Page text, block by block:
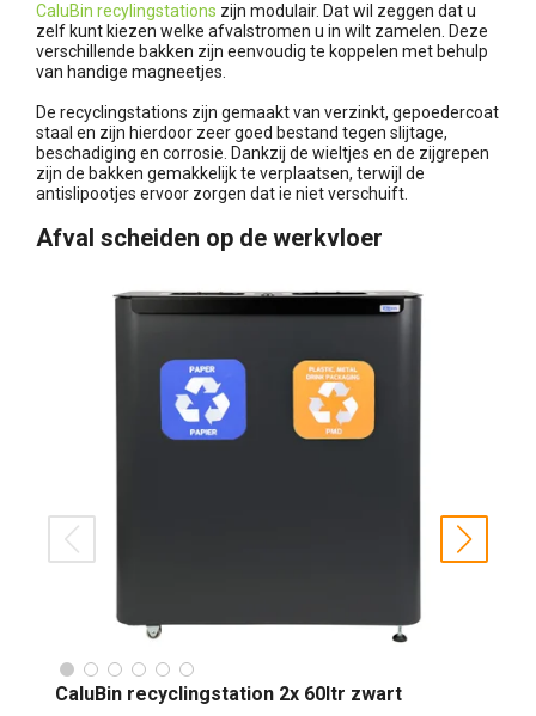
CaluBin recylingstations zijn modulair. Dat wil zeggen dat u
zelf kunt kiezen welke afvalstromen u in wilt zamelen. Deze
verschillende bakken zijn eenvoudig te koppelen met behulp
van handige magneetjes.
De recyclingstations zijn gemaakt van verzinkt, gepoedercoat
staal en zijn hierdoor zeer goed bestand tegen slijtage,
beschadiging en corrosie. Dankzij de wieltjes en de zijgrepen
zijn de bakken gemakkelijk te verplaatsen, terwijl de
antislipootjes ervoor zorgen dat ie niet verschuift.
Afval scheiden op de werkvloer
CaluBin recyclingstation 2x 60ltr zwart
prev next